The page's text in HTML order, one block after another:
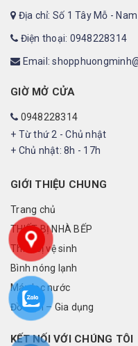
Địa chỉ: Số 1 Tây Mỗ -
Điện thoại: 0948228314
Email:
GIỜ MỞ CỬA
0948228314
+ Từ thứ 2 - Chủ nhật
+ Chủ nhật: 8h - 17h
GIỚI THIỆU CHUNG
Trang chủ
THIẾT BỊ NHÀ BẾP
Thiết bị vệ sinh
Bình nóng lạnh
Máy lọc nước
Đồ điện – Gia dụng
KẾT NỐI VỚI CHÚNG TÔI